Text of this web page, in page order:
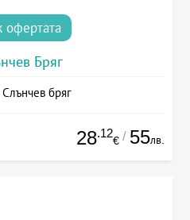
офертата
Бряг
бряг
28.12
€ / 55лв.